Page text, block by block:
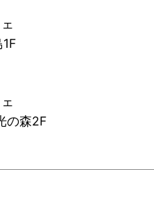
の森2F